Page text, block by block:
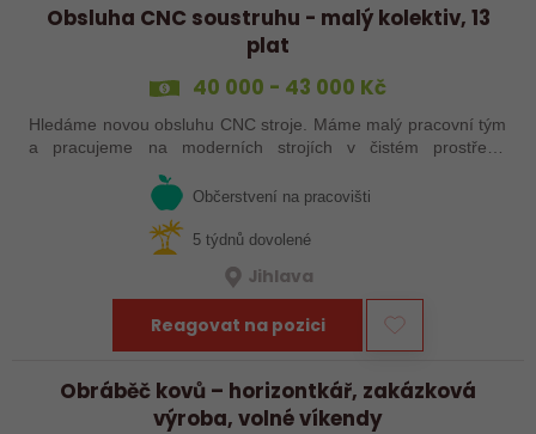
Obsluha CNC soustruhu - malý kolektiv, 13
plat
40 000 - 43 000 Kč
Hledáme novou obsluhu CNC stroje. Máme malý pracovní tým
a pracujeme na moderních strojích v čistém prostředí.
Pracovistě cca 5 km od Jihlavy = ŘP sk.B .
Občerstvení na pracovišti
5 týdnů dovolené
Jihlava
Reagovat na pozici
Obráběč kovů – horizontkář, zakázková
výroba, volné víkendy